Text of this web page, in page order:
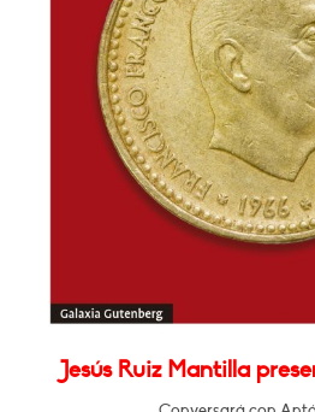
Jesús Ruiz Mantilla